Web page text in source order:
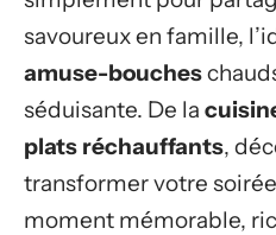
savoureux en famille,
amuse-bouches
séduisante. De la
plats réchauffants,
transformer votre
moment mémorable,